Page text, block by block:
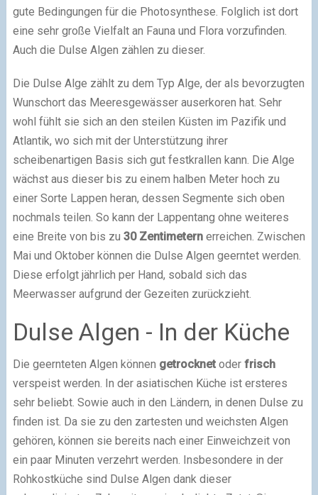
gute Bedingungen für die Photosynthese. Folglich ist dort
eine sehr große Vielfalt an Fauna und Flora vorzufinden.
Auch die Dulse Algen zählen zu dieser.
Die Dulse Alge zählt zu dem Typ Alge, der als bevorzugten
Wunschort das Meeresgewässer auserkoren hat. Sehr
wohl fühlt sie sich an den steilen Küsten im Pazifik und
Atlantik, wo sich mit der Unterstützung ihrer
scheibenartigen Basis sich gut festkrallen kann. Die Alge
wächst aus dieser bis zu einem halben Meter hoch zu
einer Sorte Lappen heran, dessen Segmente sich oben
nochmals teilen. So kann der Lappentang ohne weiteres
eine Breite von bis zu 30 Zentimeternerreichen. Zwischen
Mai und Oktober können die Dulse Algen geerntet werden.
Diese erfolgt jährlich per Hand, sobald sich das
Meerwasser aufgrund der Gezeiten zurückzieht.
Dulse Algen - In der Küche
Die geernteten Algen können getrocknetoder frisch
verspeist werden. In der asiatischen Küche ist ersteres
sehr beliebt. Sowie auch in den Ländern, in denen Dulse zu
finden ist. Da sie zu den zartesten und weichsten Algen
gehören, können sie bereits nach einer Einweichzeit von
ein paar Minuten verzehrt werden. Insbesondere in der
Rohkostküche sind Dulse Algen dank dieser